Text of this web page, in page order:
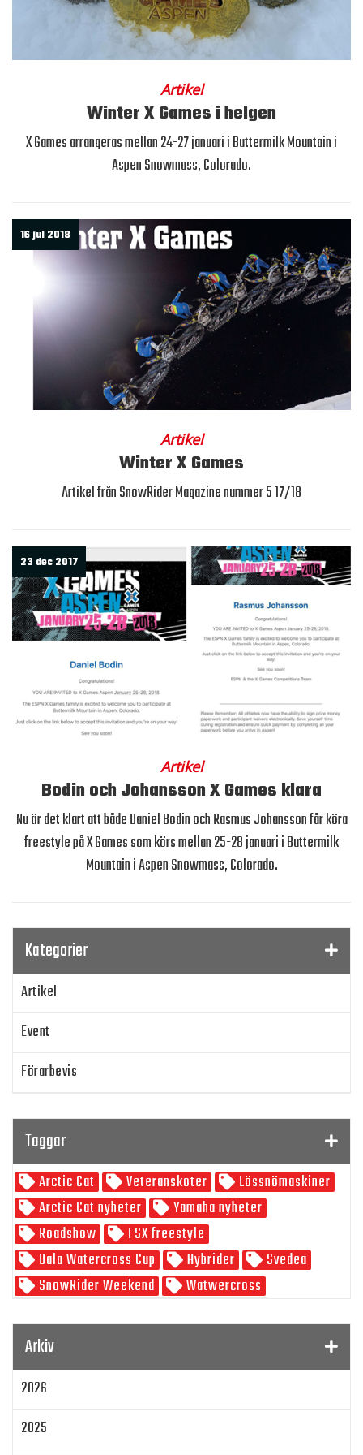
Artikel
Winter X Games i helgen
X Games arrangeras mellan 24-27 januari i Buttermilk Mountain i
Aspen Snowmass, Colorado.
16 jul 2018
Artikel
Winter X Games
Artikel från SnowRider Magazine nummer 5 17/18
23 dec 2017
Artikel
Bodin och Johansson X Games klara
Nu är det klart att både Daniel Bodin och Rasmus Johansson får köra
freestyle på X Games som körs mellan 25-28 januari i Buttermilk
Mountain i Aspen Snowmass, Colorado.
Kategorier
Artikel
Event
Förarbevis
SnowRider TV
Skoterpodden
Taggar
Arctic Cat Veteranskoter
Lössnömaskiner
Arctic Cat nyheter
Yamaha nyheter
Roadshow
FSX freestyle
Dala Watercross Cup
Hybrider
Svedea
SnowRider Weekend
Watwercross
SnowRider Hoddie
pDrive
Zeppelinarn
Snöskoterkläder TOBE
FXR
Klim
Laga mat
Arkiv
2026
2025